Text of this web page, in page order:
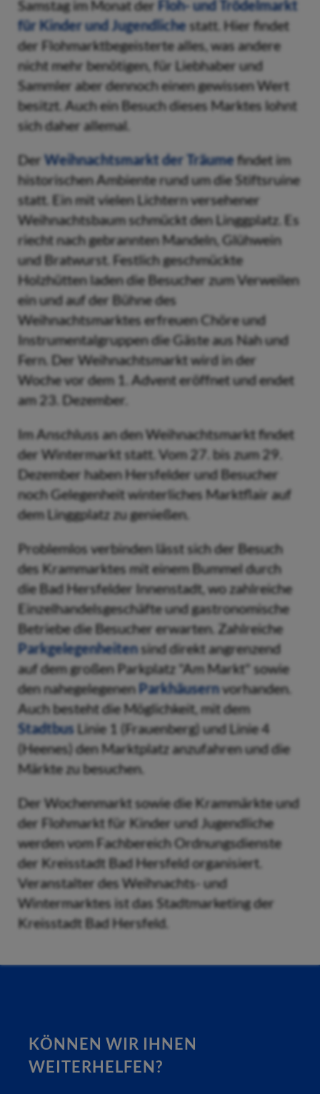
Samstag im Monat der Floh- und Trödelmarkt
für Kinder und Jugendlichestatt. Hier findet
der Flohmarktbegeisterte alles, was andere
nicht mehr benötigen, für Liebhaber und
Sammler aber dennoch einen gewissen Wert
besitzt. Auch ein Besuch dieses Marktes lohnt
sich daher allemal.
DerWeihnachtsmarkt der Träumefindet im
historischen Ambiente rund um die Stiftsruine
statt. Ein mit vielen Lichtern versehener
Weihnachtsbaum schmückt den Linggplatz. Es
riecht nach gebrannten Mandeln, Glühwein
und Bratwurst. Festlich geschmückte
Holzhütten laden die Besucher zum Verweilen
ein und auf der Bühne des
Weihnachtsmarktes erfreuen Chöre und
Instrumentalgruppen die Gäste aus Nah und
Fern. Der Weihnachtsmarkt wird in der
Woche vor dem 1. Advent eröffnet und endet
am 23. Dezember.
Im Anschluss an den Weihnachtsmarkt findet
der Wintermarkt statt. Vom 27. bis zum 29.
Dezember haben Hersfelder und Besucher
noch Gelegenheit winterliches Marktflair auf
dem Linggplatz zu genießen.
Problemlos verbinden lässt sich der Besuch
des Krammarktes mit einem Bummel durch
die Bad Hersfelder Innenstadt, wo zahlreiche
Einzelhandelsgeschäfte und gastronomische
Betriebe die Besucher erwarten. Zahlreiche
Parkgelegenheitensind direkt angrenzend
auf dem großen Parkplatz "Am Markt" sowie
den nahegelegenenParkhäusernvorhanden.
Auch besteht die Möglichkeit, mit dem
StadtbusLinie 1 (Frauenberg) und Linie 4
(Heenes) den Marktplatz anzufahren und die
Märkte zu besuchen.
Der Wochenmarkt sowie die Krammärkte und
der Flohmarkt für Kinder und Jugendliche
werden vom Fachbereich Ordnungsdienste
der Kreisstadt Bad Hersfeld organisiert.
Veranstalter des Weihnachts- und
Wintermarktes ist das Stadtmarketing der
Kreisstadt Bad Hersfeld.
KÖNNEN WIR IHNEN
WEITERHELFEN?